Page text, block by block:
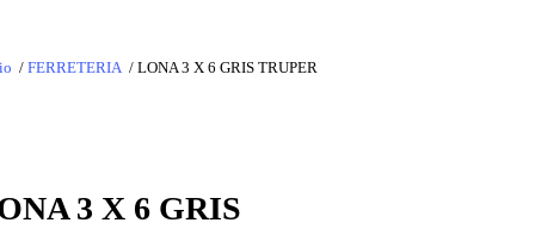
/ FERRETERIA / LONA 3 X 6 GRIS TRUPER
3 X 6 GRIS